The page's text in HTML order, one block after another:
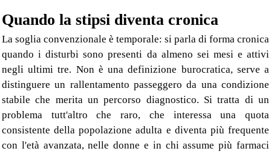
Quando la stipsi diventa cronica
La soglia convenzionale è temporale: si parla di forma cronica
quando i disturbi sono presenti da almeno sei mesi e attivi
negli ultimi tre. Non è una definizione burocratica, serve a
distinguere un rallentamento passeggero da una condizione
stabile che merita un percorso diagnostico. Si tratta di un
problema tutt'altro che raro, che interessa una quota
consistente della popolazione adulta e diventa più frequente
con l'età avanzata, nelle donne e in chi assume più farmaci